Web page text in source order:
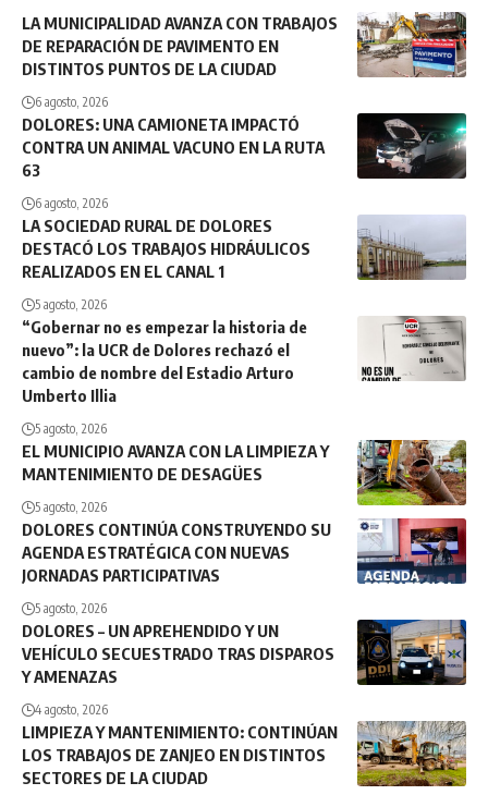
LA MUNICIPALIDAD AVANZA CON TRABAJOS
DE REPARACIÓN DE PAVIMENTO EN
DISTINTOS PUNTOS DE LA CIUDAD
6 agosto, 2026
DOLORES: UNA CAMIONETA IMPACTÓ
CONTRA UN ANIMAL VACUNO EN LA RUTA
63
6 agosto, 2026
LA SOCIEDAD RURAL DE DOLORES
DESTACÓ LOS TRABAJOS HIDRÁULICOS
REALIZADOS EN EL CANAL 1
5 agosto, 2026
“Gobernar no es empezar la historia de
nuevo”: la UCR de Dolores rechazó el
cambio de nombre del Estadio Arturo
Umberto Illia
5 agosto, 2026
EL MUNICIPIO AVANZA CON LA LIMPIEZA Y
MANTENIMIENTO DE DESAGÜES
5 agosto, 2026
DOLORES CONTINÚA CONSTRUYENDO SU
AGENDA ESTRATÉGICA CON NUEVAS
JORNADAS PARTICIPATIVAS
5 agosto, 2026
DOLORES – UN APREHENDIDO Y UN
VEHÍCULO SECUESTRADO TRAS DISPAROS
Y AMENAZAS
4 agosto, 2026
LIMPIEZA Y MANTENIMIENTO: CONTINÚAN
LOS TRABAJOS DE ZANJEO EN DISTINTOS
SECTORES DE LA CIUDAD